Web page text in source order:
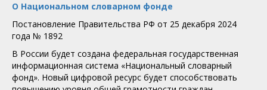
О Национальном словарном фонде
Постановление Правительства РФ от 25 декабря 2024
года № 1892
В России будет создана федеральная государственная
информационная система «Национальный словарный
фонд». Новый цифровой ресурс будет способствовать